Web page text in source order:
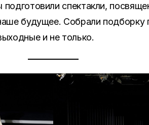
спектакли,
будущее. Собрали подборку
и не только.